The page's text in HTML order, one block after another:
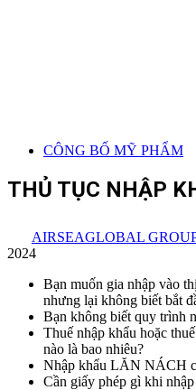
CÔNG BỐ MỸ PHẨM
THỦ TỤC NHẬP
AIRSEAGLOBAL
2024
Bạn muốn gia nhập vào
nhưng lại không biết bắt
Bạn không biết quy trình
Thuế nhập khẩu hoặc
nào là bao nhiêu?
Nhập khẩu LĂN NÁCH
Cần giấy phép gì khi